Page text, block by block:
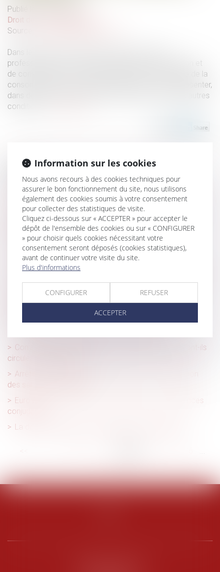
Publié le :
Droit de la consommation
Source :
Dans le cadre d’un contrat de vente, le vendeur
professionnel est investi d’une obligation d’information et
de conseil. Ainsi, en vertu de l’article L.421-3 du Code de la
consommation, « les produits et services doivent présenter,
dans des conditions normales d’utilisation ou dans d’autres
conditions...
Historique
La notion de parasitisme : une mise au point de la Cour
de cassation
Obligation d’information et de conseil : le vendeur doit
prendre en compte les caractéristiques des matériaux
vendus et les conditions de transport
Assurance chômage : la réforme attendra…
L’employeur ne peut pas imposer un contrat de travail à
Diagnostic de performance énergétique -Passoires
thermiques : le DPE évolue au 1er juillet pour les petites
Comment les salariés et leurs représentants pourront-ils
circuler pendant les JO ?
Arrêt de travail à la suite d'intempéries : indemnisation
des salariés du bâtiment
Euro 2024 et JO de Paris : un risque accru de violences
conjugales ?
La donation-partage : avantages et inconvénients
> >>
Information sur les cookies
Nous avons recours à des cookies techniques pour
assurer le bon fonctionnement du site, nous utilisons
également des cookies soumis à votre consentement
pour collecter des statistiques de visite.
Cliquez ci-dessous sur « ACCEPTER » pour accepter le
dépôt de l'ensemble des cookies ou sur « CONFIGURER
» pour choisir quels cookies nécessitant votre
consentement seront déposés (cookies statistiques),
avant de continuer votre visite du site.
Plus d'informations
CONFIGURER REFUSER
ACCEPTER